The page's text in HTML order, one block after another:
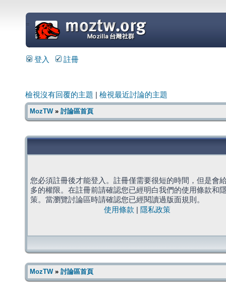
=
登入 註冊
檢視沒有回覆的主題 檢視最近討論的主題
MozTW» 討論區首頁
您必須註冊後才能登入。註冊僅需要很短的時間，但是會
多的權限。在註冊前請確認您已經明白我們的使用條款和
策。當瀏覽討論區時請確認您已經閱讀過版面規則。
使用條款
隱私政策
MozTW» 討論區首頁